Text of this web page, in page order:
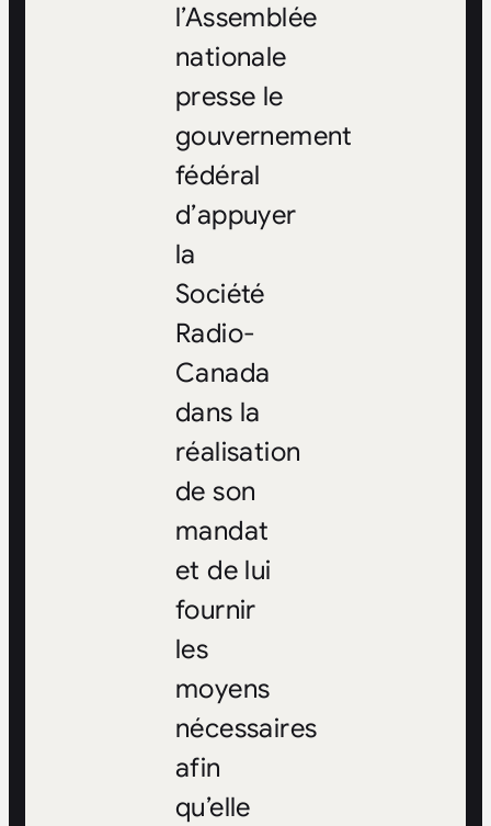
l’Assemblée
nationale
presse le
gouvernement
fédéral
d’appuyer
la
Société
Radio-
Canada
dans la
réalisation
de son
mandat
et de lui
fournir
les
moyens
nécessaires
afin
qu’elle